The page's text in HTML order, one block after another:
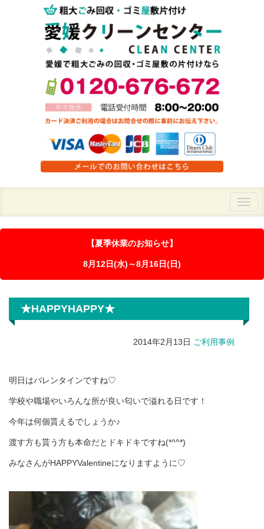
【夏季休業のお知らせ】
8月12日(水)～8月16日(日)
★HAPPYHAPPY★
2014年2月13日 ご利用事例
明日はバレンタインですね♡
学校や職場やいろんな所が良い匂いで溢れる日です！
今年は何個貰えるでしょうか♪
渡す方も貰う方も本命だとドキドキですね(*^^*)
みなさんがHAPPYValentineになりますように♡